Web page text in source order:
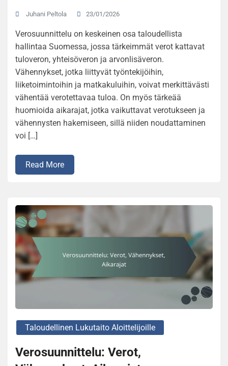
Juhani Peltola 23/01/2026
Verosuunnittelu on keskeinen osa taloudellista
hallintaa Suomessa, jossa tärkeimmät verot kattavat
tuloveron, yhteisöveron ja arvonlisäveron.
Vähennykset, jotka liittyvät työntekijöihin,
liiketoimintoihin ja matkakuluihin, voivat merkittävästi
vähentää verotettavaa tuloa. On myös tärkeää
huomioida aikarajat, jotka vaikuttavat verotukseen ja
vähennysten hakemiseen, sillä niiden noudattaminen
voi […]
Read More
Taloudellinen Lukutaito Aloittelijoille
Verosuunnittelu: Verot,